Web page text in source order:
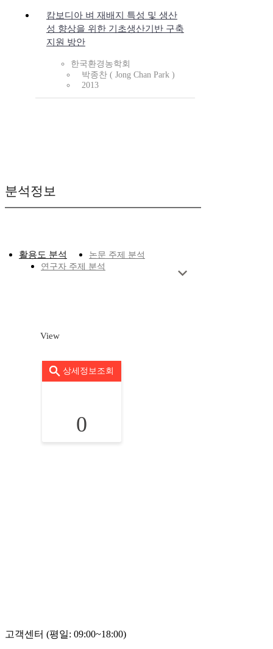
캄보디아 벼 재배지 특성 및 생산
성 향상을 위한 기초생산기반 구축
지원 방안
한국환경농학회
박종찬 ( Jong Chan Park )
2013
분석정보
활용도 분석
논문 주제 분석
연구자 주제 분석
View
상세정보조회
0
고객센터 (평일: 09:00~18:00)